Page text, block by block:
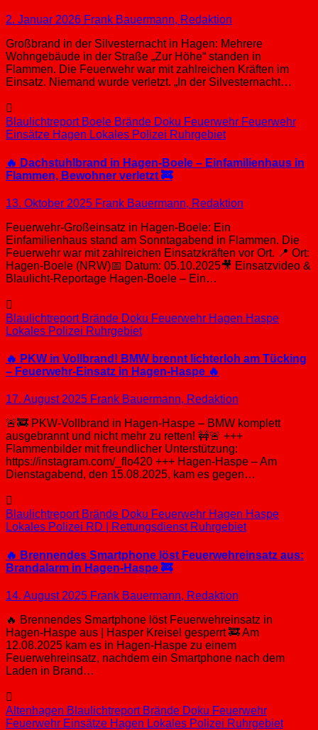
2. Januar 2026 Frank Bauermann, Redaktion
Großbrand in der Silvesternacht in Hagen: Mehrere
Wohngebäude in der Straße „Zur Höhe“ standen in
Flammen. Die Feuerwehr war mit zahlreichen Kräften im
Einsatz. Niemand wurde verletzt. „In der Silvesternacht…
Blaulichtreport Boele Brände Doku Feuerwehr Feuerwehr
Einsätze Hagen Lokales Polizei Ruhrgebiet
🔥 Dachstuhlbrand in Hagen-Boele – Einfamilienhaus in
Flammen, Bewohner verletzt 🚒
13. Oktober 2025 Frank Bauermann, Redaktion
Feuerwehr-Großeinsatz in Hagen-Boele: Ein
Einfamilienhaus stand am Sonntagabend in Flammen. Die
Feuerwehr war mit zahlreichen Einsatzkräften vor Ort. 📍 Ort:
Hagen-Boele (NRW)📅 Datum: 05.10.2025🎥 Einsatzvideo &
Blaulicht-Reportage Hagen-Boele – Ein…
Blaulichtreport Brände Doku Feuerwehr Hagen Haspe
Lokales Polizei Ruhrgebiet
🔥 PKW in Vollbrand! BMW brennt lichterloh am Tücking
– Feuerwehr-Einsatz in Hagen-Haspe 🔥
17. August 2025 Frank Bauermann, Redaktion
🚨🚒 PKW-Vollbrand in Hagen-Haspe – BMW komplett
ausgebrannt und nicht mehr zu retten! 🚧🚨 +++
Flammenbilder mit freundlicher Unterstützung:
https://instagram.com/_flo420 +++ Hagen-Haspe – Am
Dienstagabend, den 15.08.2025, kam es gegen…
Blaulichtreport Brände Doku Feuerwehr Hagen Haspe
Lokales Polizei RD | Rettungsdienst Ruhrgebiet
🔥 Brennendes Smartphone löst Feuerwehreinsatz aus:
Brandalarm in Hagen-Haspe 🚒
14. August 2025 Frank Bauermann, Redaktion
🔥 Brennendes Smartphone löst Feuerwehreinsatz in
Hagen-Haspe aus | Hasper Kreisel gesperrt 🚒 Am
12.08.2025 kam es in Hagen-Haspe zu einem
Feuerwehreinsatz, nachdem ein Smartphone nach dem
Laden in Brand…
Altenhagen Blaulichtreport Brände Doku Feuerwehr
Feuerwehr Einsätze Hagen Lokales Polizei Ruhrgebiet